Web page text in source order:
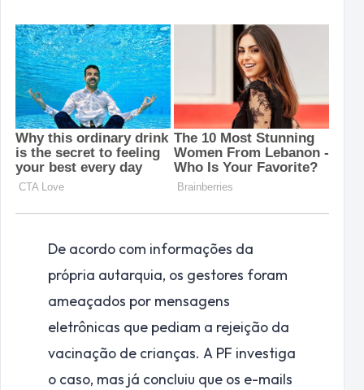
De acordo com informações da
própria autarquia, os gestores foram
ameaçados por mensagens
eletrônicas que pediam a rejeição da
vacinação de crianças. A PF investiga
o caso, mas já concluiu que os e-mails